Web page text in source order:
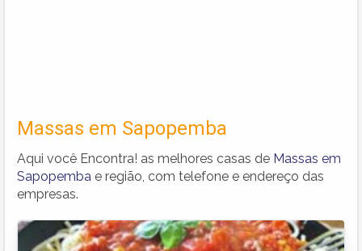
Massas em Sapopemba
Aqui você Encontra! as melhores casas de Massas em
Sapopemba e região, com telefone e endereço das
empresas.